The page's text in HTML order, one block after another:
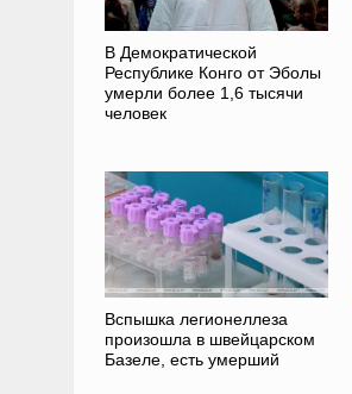
В Демократической
Республике Конго от Эболы
умерли более 1,6 тысячи
человек
Вспышка легионеллеза
произошла в швейцарском
Базеле, есть умерший